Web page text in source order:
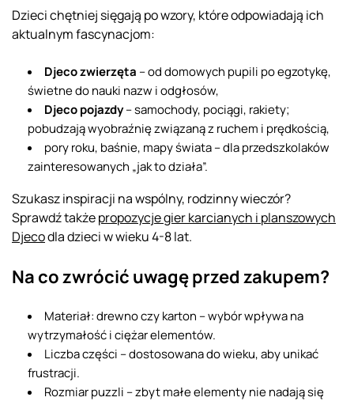
Dzieci chętniej sięgają po wzory, które odpowiadają ich
aktualnym fascynacjom:
Djeco zwierzęta – od domowych pupili po egzotykę,
świetne do nauki nazw i odgłosów,
Djeco pojazdy– samochody, pociągi, rakiety;
pobudzają wyobraźnię związaną z ruchem i prędkością,
pory roku, baśnie, mapy świata – dla przedszkolaków
zainteresowanych „jak to działa”.
Szukasz inspiracji na wspólny, rodzinny wieczór?
Sprawdź takżepropozycje gier karcianych i planszowych
Djecodla dzieci w wieku 4-8 lat.
Na co zwrócić uwagę przed zakupem?
Materiał: drewno czy karton – wybór wpływa na
wytrzymałość i ciężar elementów.
Liczba części – dostosowana do wieku, aby unikać
frustracji.
Rozmiar puzzli – zbyt małe elementy nie nadają się